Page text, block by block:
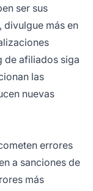
ser sus
más en
de afiliados siga
las
nuevas
errores
a sanciones de
más